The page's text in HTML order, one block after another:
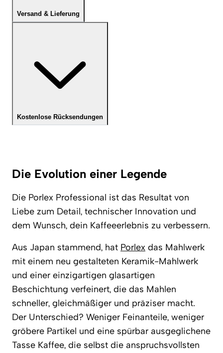
Versand & Lieferung
Kostenlose Rücksendungen
Die Evolution einer Legende
Die Porlex Professional ist das Resultat von
Liebe zum Detail, technischer Innovation und
dem Wunsch, dein Kaffeeerlebnis zu verbessern.
Aus Japan stammend, hat Porlex das Mahlwerk
mit einem neu gestalteten Keramik-Mahlwerk
und einer einzigartigen glasartigen
Beschichtung verfeinert, die das Mahlen
schneller, gleichmäßiger und präziser macht.
Der Unterschied? Weniger Feinanteile, weniger
gröbere Partikel und eine spürbar ausgeglichene
Tasse Kaffee, die selbst die anspruchsvollsten